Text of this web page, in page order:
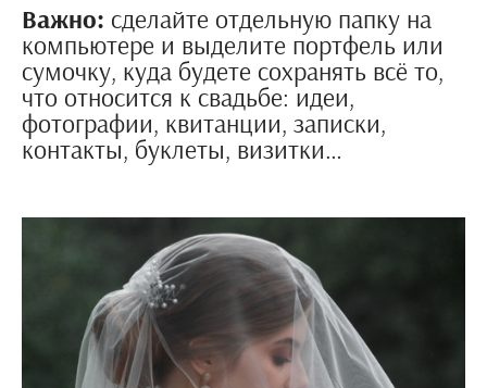
Важно: сделайте отдельную папку на
компьютере и выделите портфель или
сумочку, куда будете сохранять всё то,
что относится к свадьбе: идеи,
фотографии, квитанции, записки,
контакты, буклеты, визитки…